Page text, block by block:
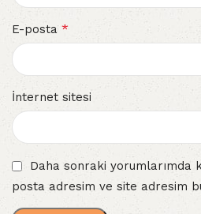
E-posta *
İnternet sitesi
Daha sonraki yorumlarımda
posta adresim ve site adresim